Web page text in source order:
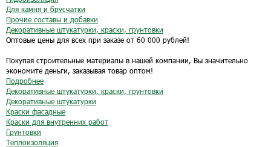
Для камня и брусчатки
Прочие составы и добавки
Декоративные штукатурки, краски, грунтовки
Оптовые цены для всех при заказе от 60 000 рублей!
Покупая строительные материалы в нашей компании, Вы значительно
экономите деньги, заказывая товар оптом!
Подробнее
Декоративные штукатурки, краски, грунтовки
Декоративные штукатурки
Краски фасадные
Краски для внутренних работ
Грунтовки
Теплоизоляция